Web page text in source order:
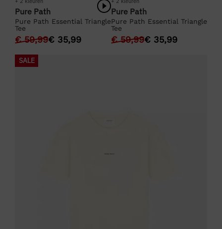
Pure Path
Pure Path Essential Triangle
Tee
€59,99€ 35,99
Pure Path
Pure Path Essential Triangle
Tee
€59,99€ 35,99
SALE